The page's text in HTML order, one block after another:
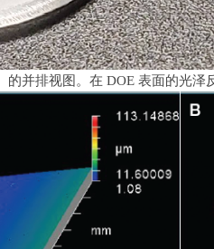
的并排视图。在 DOE 表面的光泽